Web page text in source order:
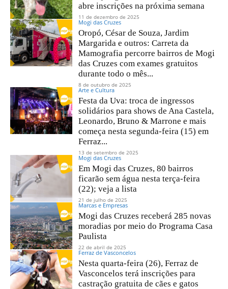
abre inscrições na próxima semana
11 de dezembro de 2025
Mogi das Cruzes
Oropó, César de Souza, Jardim
Margarida e outros: Carreta da
Mamografia percorre bairros de Mogi
das Cruzes com exames gratuitos
durante todo o mês...
8 de outubro de 2025
Arte e Cultura
Festa da Uva: troca de ingressos
solidários para shows de Ana Castela,
Leonardo, Bruno & Marrone e mais
começa nesta segunda-feira (15) em
Ferraz...
13 de setembro de 2025
Mogi das Cruzes
Em Mogi das Cruzes, 80 bairros
ficarão sem água nesta terça-feira
(22); veja a lista
21 de julho de 2025
Marcas e Empresas
Mogi das Cruzes receberá 285 novas
moradias por meio do Programa Casa
Paulista
22 de abril de 2025
Ferraz de Vasconcelos
Nesta quarta-feira (26), Ferraz de
Vasconcelos terá inscrições para
castração gratuita de cães e gatos